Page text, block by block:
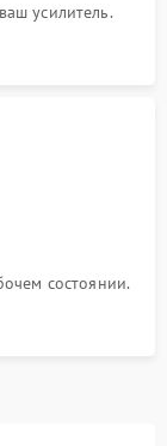
усилитель.
состоянии.